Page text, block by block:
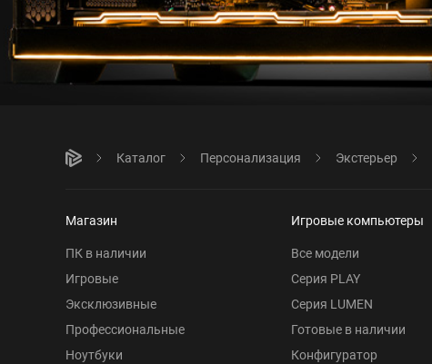
Каталог Персонализация Экстерьер
Магазин
ПК в наличии
Игровые
Эксклюзивные
Профессиональные
Ноутбуки
Игровые компьютеры
Все модели
Серия PLAY
Серия LUMEN
Готовые в наличии
Конфигуратор